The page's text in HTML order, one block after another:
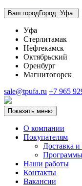
Ваш городГород: Уфа
Уфа
Стерлитамак
Нефтекамск
Октябрьский
Оренбург
Магнитогорск
sale@tpufa.ru +7 965
Показать меню
О компании
Покупателям
Доставка и
Программы
Наши работы
Контакты
Вакансии